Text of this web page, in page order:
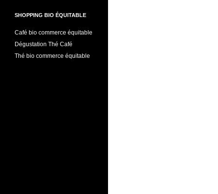
SHOPPING BIO ÉQUITABLE
Café bio commerce équitable
Dégustation Thé Café
Thé bio commerce équitable